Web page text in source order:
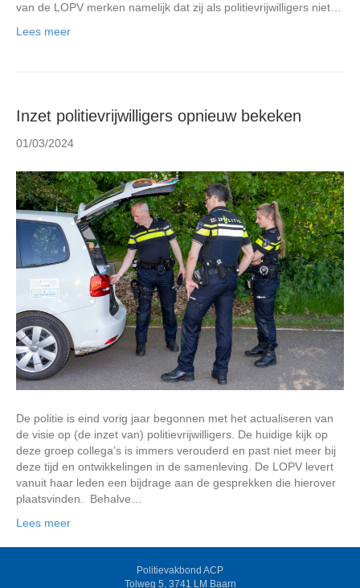
van de LOPV merken namelijk dat zij als politievrijwilligers niet…
Lees meer
Inzet politievrijwilligers opnieuw bekeken
01/03/2024
De politie is eind vorig jaar begonnen met het actualiseren van
de visie op (de inzet van) politievrijwilligers. De huidige kijk op
deze groep collega’s is immers verouderd en past niet meer bij
deze tijd en ontwikkelingen in de samenleving. De LOPV levert
vanuit haar leden een bijdrage aan de gesprekken die hierover
plaatsvinden. Behalve…
Lees meer
Politievakbond ACP
Tolweg 5, 3741 LM Baarn